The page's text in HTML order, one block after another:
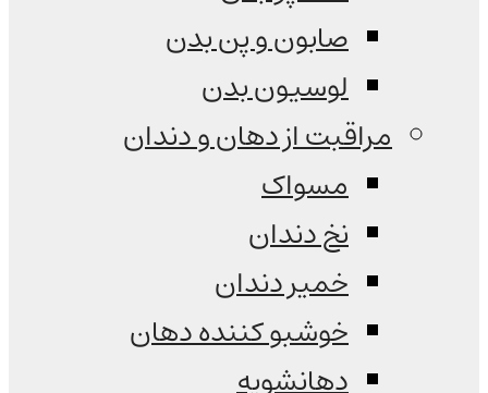
صابون و پن بدن
لوسیون بدن
مراقبت از دهان و دندان
مسواک
نخ دندان
خمیر دندان
خوشبو کننده دهان
دهانشویه